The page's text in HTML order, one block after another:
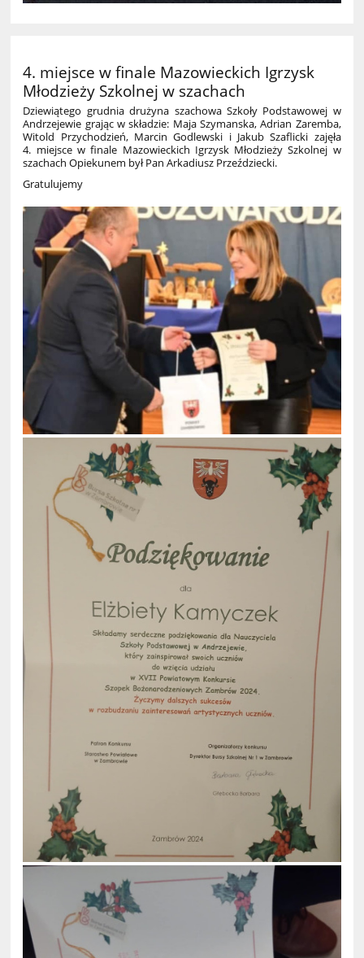
4. miejsce w finale Mazowieckich Igrzysk
Młodzieży Szkolnej w szachach
Dziewiątego grudnia drużyna szachowa Szkoły Podstawowej w
Andrzejewie grając w składzie: Maja Szymanska, Adrian Zaremba,
Witold Przychodzień, Marcin Godlewski i Jakub Szaflicki zajęła
4. miejsce w finale Mazowieckich Igrzysk Młodzieży Szkolnej w
szachach Opiekunem był Pan Arkadiusz Przeździecki.
Gratulujemy